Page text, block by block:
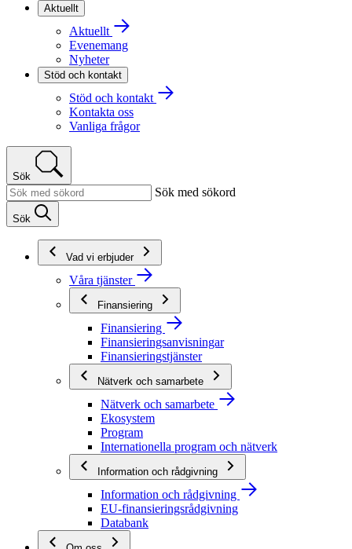
Aktuellt
Aktuellt
Evenemang
Nyheter
Stöd och kontakt
Stöd och kontakt
Kontakta oss
Vanliga frågor
Sök
Sök med sökord
Sök
Vad vi erbjuder
Våra tjänster
Finansiering
Finansiering
Finansieringsanvisningar
Finansieringstjänster
Nätverk och samarbete
Nätverk och samarbete
Ekosystem
Program
Internationella program och nätverk
Information och rådgivning
Information och rådgivning
EU-finansieringsrådgivning
Databank